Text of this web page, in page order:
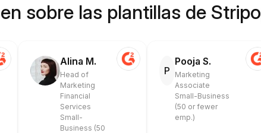
sobre las plantillas de Stripo
Alina M.
Head of
Marketing
Financial
Services
Small-
Business (50
P
Pooja S.
Marketing
Associate
Small-Business
(50 or fewer
emp.)